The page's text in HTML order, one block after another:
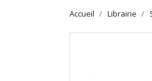
Accueil Librairie